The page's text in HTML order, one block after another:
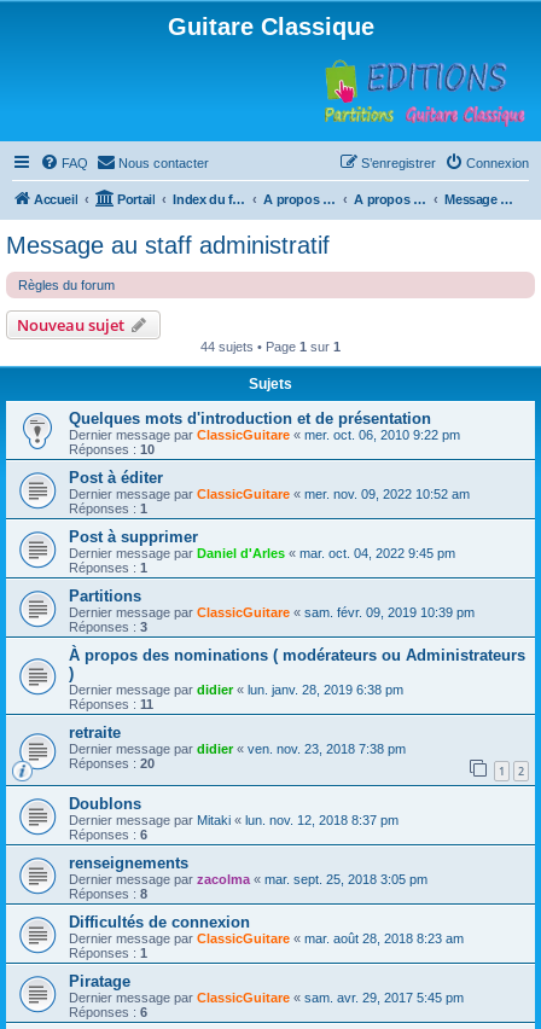
Guitare Classique
FAQ Nous contacter Connexion
S’enregistrer
Accueil Portail Index du forum A propos du forum A propos du forum Message au staff administratif
Message au staff administratif
Règles du forum
Nouveau sujet
44 sujets • Page 1 sur 1
Sujets
Quelques mots d'introduction et de présentation
Dernier message par ClassicGuitare « mer. oct. 06, 2010 9:22 pm
Réponses : 10
Post à éditer
Dernier message par ClassicGuitare « mer. nov. 09, 2022 10:52 am
Réponses : 1
Post à supprimer
Dernier message par Daniel d'Arles « mar. oct. 04, 2022 9:45 pm
Réponses : 1
Partitions
Dernier message par ClassicGuitare « sam. févr. 09, 2019 10:39 pm
Réponses : 3
À propos des nominations ( modérateurs ou Administrateurs
)
Dernier message par didier« lun. janv. 28, 2019 6:38 pm
Réponses : 11
retraite
Dernier message par didier« ven. nov. 23, 2018 7:38 pm
Réponses : 20 1 2
Doublons
Dernier message par Mitaki « lun. nov. 12, 2018 8:37 pm
Réponses : 6
renseignements
Dernier message par zacolma « mar. sept. 25, 2018 3:05 pm
Réponses : 8
Difficultés de connexion
Dernier message par ClassicGuitare « mar. août 28, 2018 8:23 am
Réponses : 1
Piratage
Dernier message par ClassicGuitare « sam. avr. 29, 2017 5:45 pm
Réponses : 6